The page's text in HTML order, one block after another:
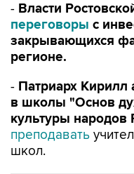
- Власти
переговоры с
закрывающихся
регионе.
- Патриарх
в школы "Основ
культуры народов
преподавать
школ.